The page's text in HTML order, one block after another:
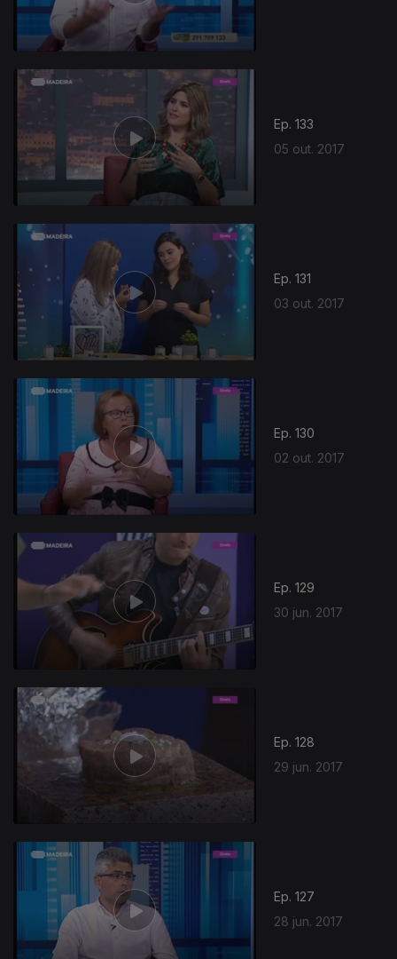
Ep. 133
05 out. 2017
Ep. 131
03 out. 2017
308877
Ep. 130
02 out. 2017
Ep. 129
30 jun. 2017
Ep. 128
29 jun. 2017
Ep. 127
28 jun. 2017